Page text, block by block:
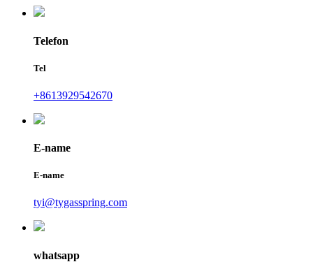
Telefon
Tel
+8613929542670
E-name
E-name
tyi@tygasspring.com
whatsapp